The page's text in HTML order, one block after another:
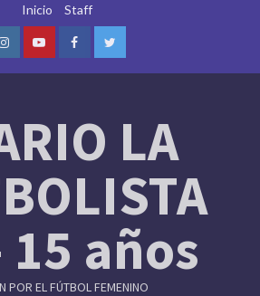
Inicio Staff
InstagramYoutubeFacebookTwitter
LA
años
POR EL FÚTBOL FEMENINO